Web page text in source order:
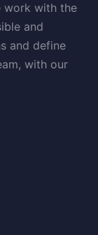
work with the
and
and define
with our